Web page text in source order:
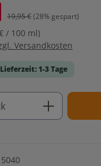
19,95 €(28% gespart)
/ 100 ml)
Versandkosten
1-3 Tage
Gib den